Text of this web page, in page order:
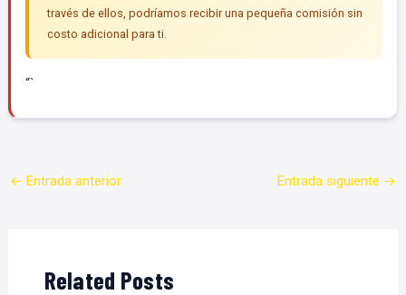
través de ellos, podríamos recibir una pequeña comisión sin
costo adicional para ti.
“`
← Entrada anterior Entrada siguiente →
Related Posts